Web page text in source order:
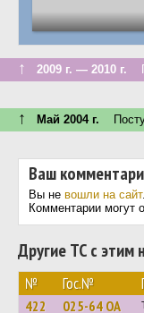
↑ 2009 г. — 2010 г.
↑ Май 2004 г.
Ваш
Вы не вошли на сайт.
Комментарии могут
Другие ТС с этим
№ Гос.№
422 025-64 ОА